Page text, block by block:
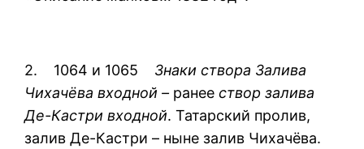
2. 1064 и 1065 Знаки створа Залива
Чихачёва входной – ранее створ залива
Де-Кастри входной. Татарский пролив,
залив Де-Кастри – ныне залив Чихачёва.